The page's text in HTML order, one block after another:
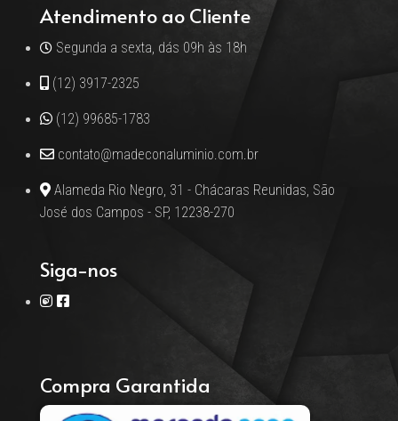
Atendimento ao Cliente
Segunda a sexta, dás 09h às 18h
(12) 3917-2325
(12) 99685-1783
contato@madeconaluminio.com.br
Alameda Rio Negro, 31 - Chácaras Reunidas, São
José dos Campos - SP, 12238-270
Siga-nos
Compra Garantida